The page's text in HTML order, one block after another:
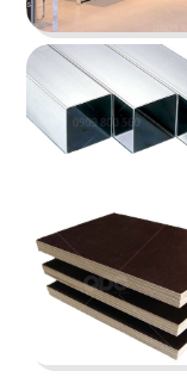
SPA
Thiết kế